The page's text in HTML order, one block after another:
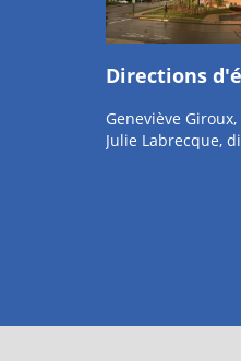
Directions
Geneviève
Julie Labrecque,